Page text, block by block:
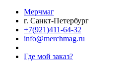
Мерчмаг
г. Санкт-Петербург
+7(921)411-64-32
info@merchmag.ru
Где мой заказ?